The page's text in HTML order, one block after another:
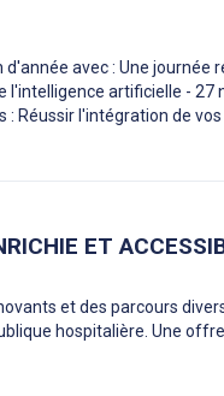
avec : Une journée
l'intelligence artificielle - 27
: Réussir l'intégration de
ET
et des parcours
hospitalière. Une